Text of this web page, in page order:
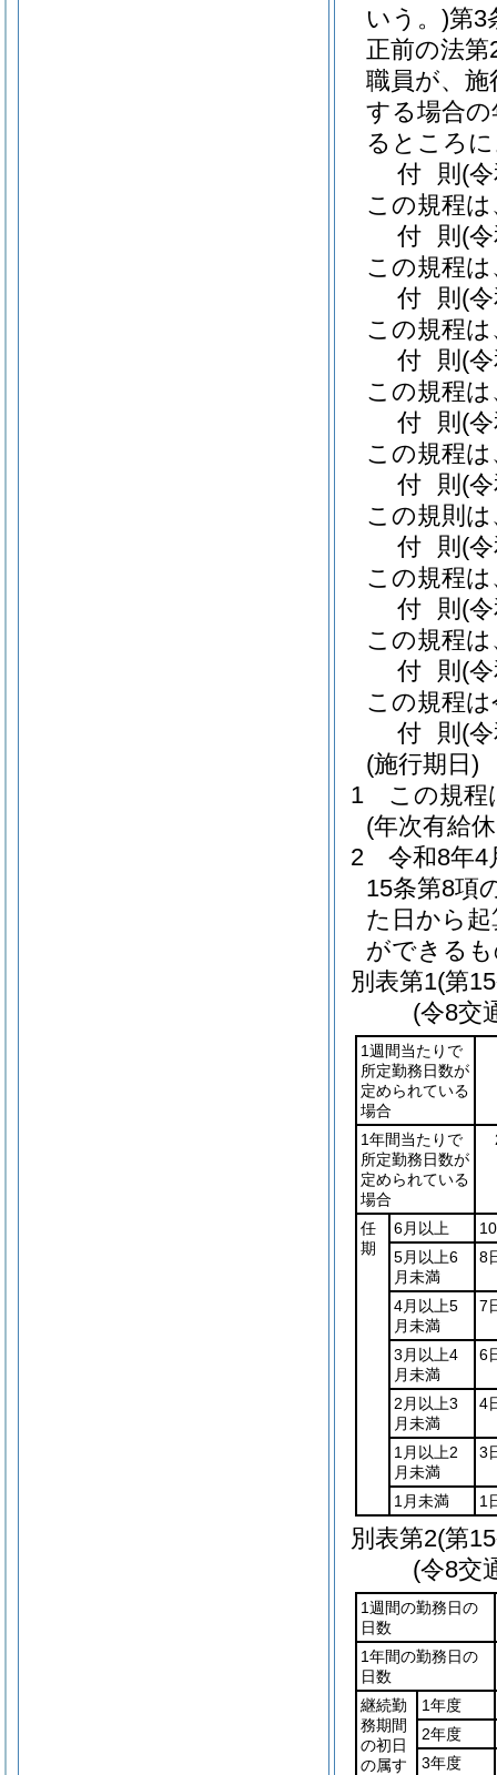
いう。)第3
正前の法
職員が、
する場合
るところ
付 則 (
この規程
付 則 (
この規程
付 則 (
この規程
付 則 (
この規程
付 則 (
この規程
付 則 (
この規則
付 則 (
この規程
付 則 (
この規程
付 則 (
この規程
付 則 (
(施行期日)
1
この規程
(年次有給
2
令和8年
15条第8項
た日から
ができる
別表第1(第
(令8交
1週間当たりで
所定勤務日数が
定められている
場合
1年間当たりで
所定勤務日数が
定められている
場合
任
期
6月以上
5月以上6
月未満
8
4月以上5
月未満
7
3月以上4
月未満
6
2月以上3
月未満
4
1月以上2
月未満
3
1月未満 1
別表第2(第
(令8交
1週間の勤務日の
日数
1年間の勤務日の
日数
継続勤
務期間
の初日
の属す
1年度
2年度
3年度